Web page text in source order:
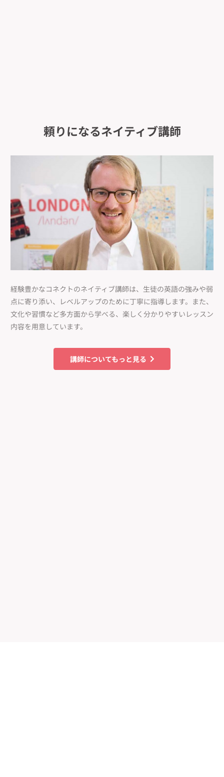
頼りになるネイティブ講師
経験豊かなコネクトのネイティブ講師は、生徒の英語の強みや弱
点に寄り添い、レベルアップのために丁寧に指導します。また、
文化や習慣など多方面から学べる、楽しく分かりやすいレッスン
内容を用意しています。
講師についてもっと見る